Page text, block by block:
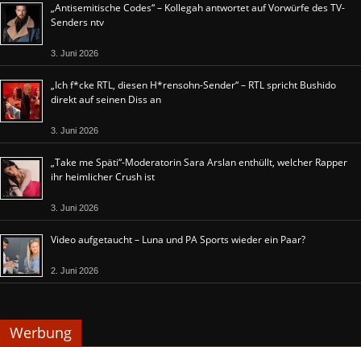
„Antisemitische Codes“ – Kollegah antwortet auf Vorwürfe des TV-
Senders ntv
3. Juni 2026
„Ich f*cke RTL, diesen H*rensohn-Sender“ – RTL spricht Bushido
direkt auf seinen Diss an
3. Juni 2026
„Take me Späti“-Moderatorin Sara Arslan enthüllt, welcher Rapper
ihr heimlicher Crush ist
3. Juni 2026
Video aufgetaucht – Luna und PA Sports wieder ein Paar?
2. Juni 2026
Werbung